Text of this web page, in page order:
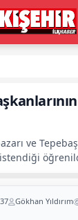
ve
istendiği
Gökhan Yıldırım